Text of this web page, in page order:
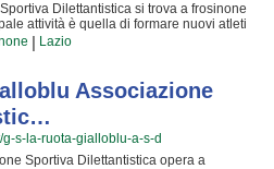
Dilettantistica si trova a frosinone
attività è quella di formare nuovi atleti
le gare cui partecipiamo o che
all'insegna della totale sicurezza e... del
avere la sicurezza di diventare dei
possa avere questa ambizione e
sono i più preparati della Provincia
di competenze in questo mondo; per
del crescere nuove generazioni
propria passione, abilità... e i tanti
Chi vuole fare oggi ciclismo deve
| Lazio
Associazione
g-s-la-ruota-gialloblu-a-s-d
Sportiva Dilettantistica opera a